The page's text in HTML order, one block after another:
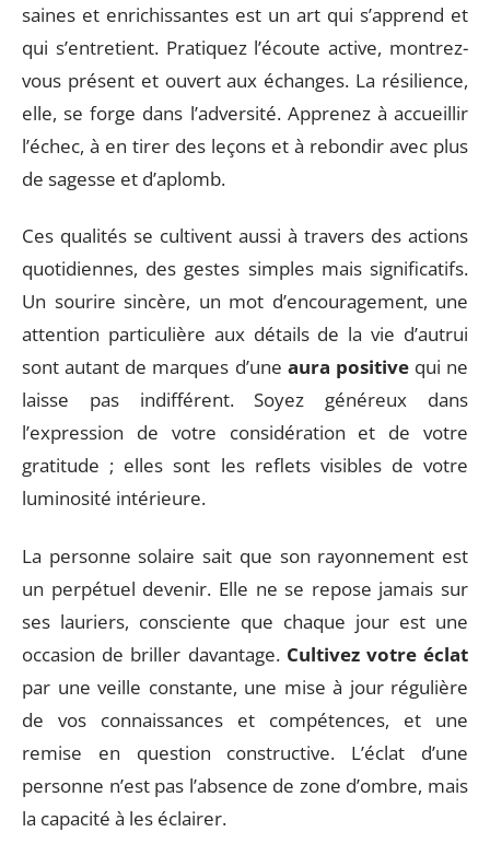
saines et enrichissantes est un art qui s’apprend et
qui s’entretient. Pratiquez l’écoute active, montrez-
vous présent et ouvert aux échanges. La résilience,
elle, se forge dans l’adversité. Apprenez à accueillir
l’échec, à en tirer des leçons et à rebondir avec plus
de sagesse et d’aplomb.
Ces qualités se cultivent aussi à travers des actions
quotidiennes, des gestes simples mais significatifs.
Un sourire sincère, un mot d’encouragement, une
attention particulière aux détails de la vie d’autrui
sont autant de marques d’une aura positivequi ne
laisse pas indifférent. Soyez généreux dans
l’expression de votre considération et de votre
gratitude ; elles sont les reflets visibles de votre
luminosité intérieure.
La personne solaire sait que son rayonnement est
un perpétuel devenir. Elle ne se repose jamais sur
ses lauriers, consciente que chaque jour est une
occasion de briller davantage. Cultivez votre éclat
par une veille constante, une mise à jour régulière
de vos connaissances et compétences, et une
remise en question constructive. L’éclat d’une
personne n’est pas l’absence de zone d’ombre, mais
la capacité à les éclairer.